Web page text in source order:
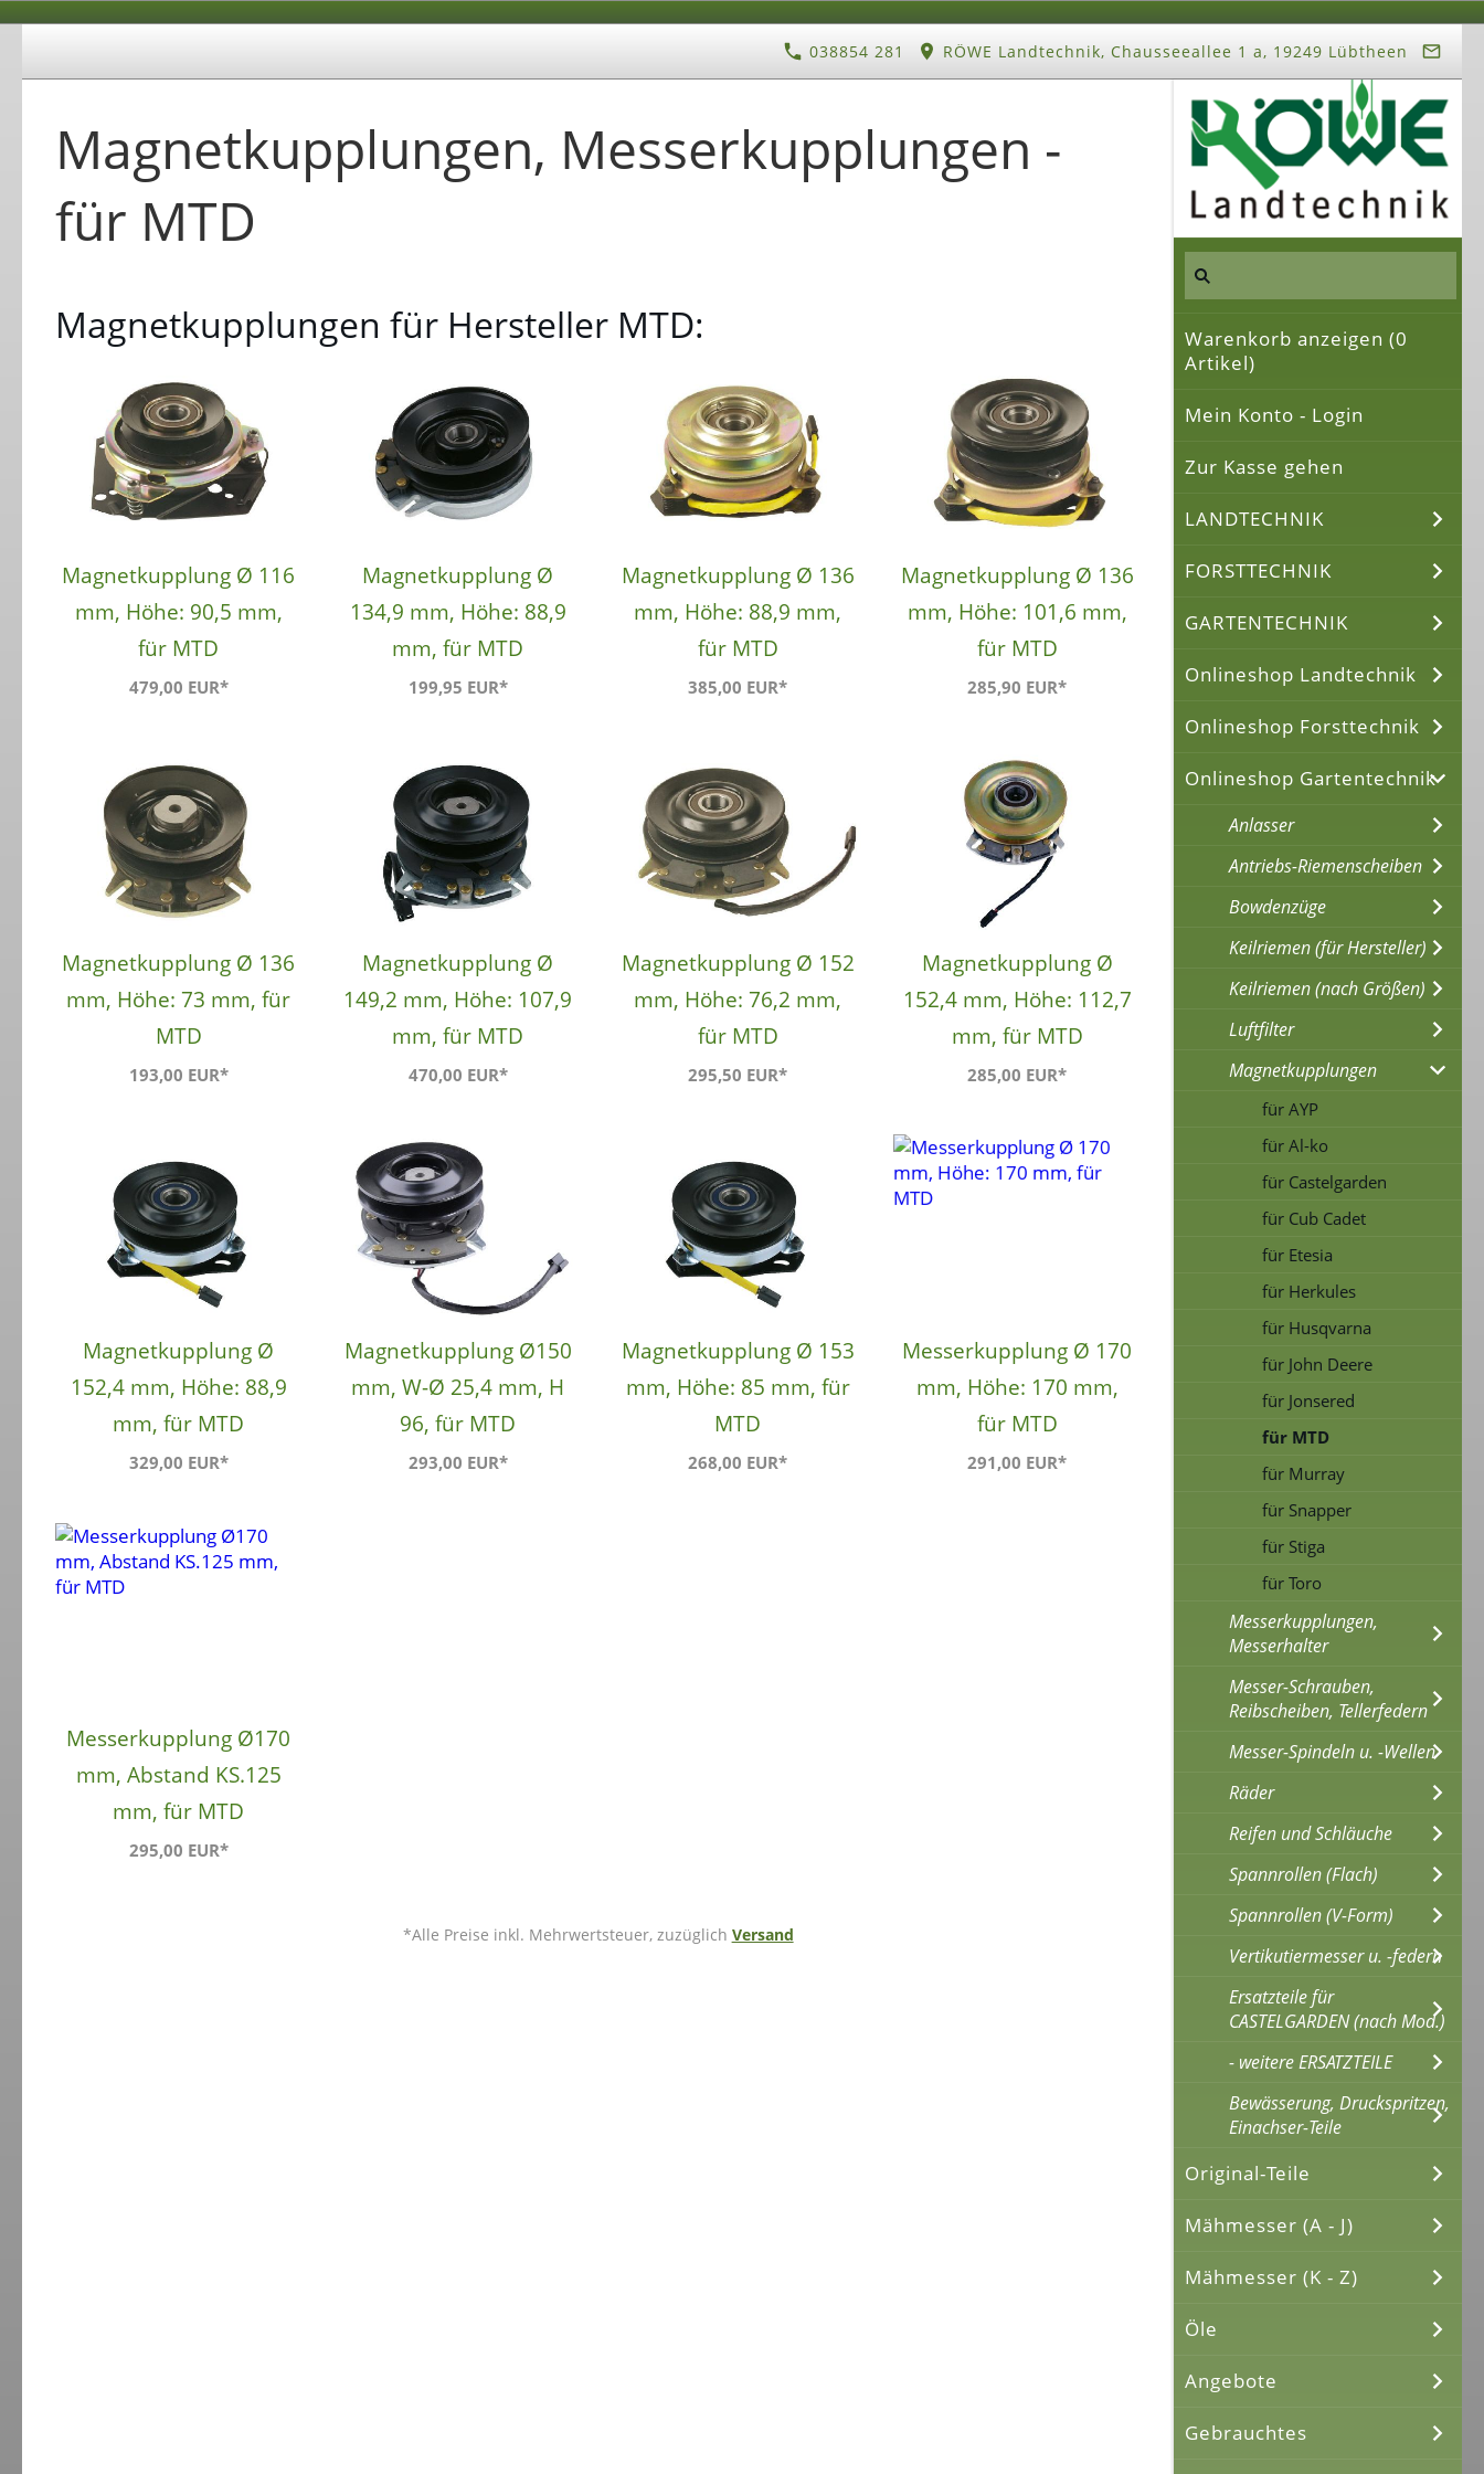
038854 281 RÖWE Landtechnik, Chausseeallee 1 a, 19249 Lübtheen
Warenkorb anzeigen (0
Artikel)
Mein Konto - Login
Zur Kasse gehen
LANDTECHNIK
FORSTTECHNIK
GARTENTECHNIK
Onlineshop Landtechnik
Onlineshop Forsttechnik
Onlineshop Gartentechnik
Anlasser
Antriebs-Riemenscheiben
Bowdenzüge
Keilriemen (für Hersteller)
Keilriemen (nach Größen)
Luftfilter
Magnetkupplungen
für AYP
für Al-ko
für Castelgarden
für Cub Cadet
für Etesia
für Herkules
für Husqvarna
für John Deere
für Jonsered
für MTD
für Murray
für Snapper
für Stiga
für Toro
Messerkupplungen,
Messerhalter
Messer-Schrauben,
Reibscheiben, Tellerfedern
Messer-Spindeln u. -Wellen
Räder
Reifen und Schläuche
Spannrollen (Flach)
Spannrollen (V-Form)
Vertikutiermesser u. -federn
Ersatzteile für
CASTELGARDEN (nach Mod.)
- weitere ERSATZTEILE
Bewässerung, Druckspritzen,
Einachser-Teile
Original-Teile
Mähmesser (A - J)
Mähmesser (K - Z)
Öle
Angebote
Gebrauchtes
Magnetkupplungen, Messerkupplungen -
für MTD
Magnetkupplungen für Hersteller MTD:
Magnetkupplung Ø 116
mm, Höhe: 90,5 mm,
für MTD
479,00 EUR*
Magnetkupplung Ø
134,9 mm, Höhe: 88,9
mm, für MTD
199,95 EUR*
Magnetkupplung Ø 136
mm, Höhe: 88,9 mm,
für MTD
385,00 EUR*
Magnetkupplung Ø 136
mm, Höhe: 101,6 mm,
für MTD
285,90 EUR*
Magnetkupplung Ø 136
mm, Höhe: 73 mm, für
MTD
193,00 EUR*
Magnetkupplung Ø
149,2 mm, Höhe: 107,9
mm, für MTD
470,00 EUR*
Magnetkupplung Ø 152
mm, Höhe: 76,2 mm,
für MTD
295,50 EUR*
Magnetkupplung Ø
152,4 mm, Höhe: 112,7
mm, für MTD
285,00 EUR*
Magnetkupplung Ø
152,4 mm, Höhe: 88,9
mm, für MTD
329,00 EUR*
Magnetkupplung Ø150
mm, W-Ø 25,4 mm, H
96, für MTD
293,00 EUR*
Magnetkupplung Ø 153
mm, Höhe: 85 mm, für
MTD
268,00 EUR*
Messerkupplung Ø 170
mm, Höhe: 170 mm,
für MTD
291,00 EUR*
Messerkupplung Ø170
mm, Abstand KS.125
mm, für MTD
295,00 EUR*
*Alle Preise inkl. Mehrwertsteuer, zuzüglich Versand